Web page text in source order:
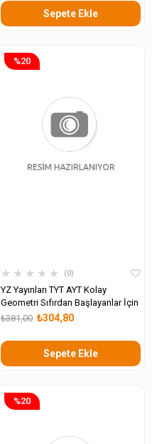
Sepete Ekle
★ ★ ★ ★ ★ 0
YZ Yayınları TYT AYT Kolay
Geometri Sıfırdan Başlayanlar İçin
₺304,80
₺381,00
Sepete Ekle
%20
%20